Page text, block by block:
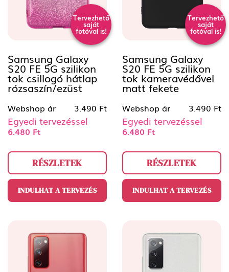
Tervezhető
saját
fotóval is!
Samsung Galaxy
S20 FE 5G szilikon
tok csillogó hátlap
rózsaszín/ezüst
Webshop ár 3.490 Ft
Egyedi tervezéssel
6.480 Ft
RÉSZLETEK
INDULHAT A TERVEZÉS
Tervezhető
saját
fotóval is!
Samsung Galaxy
S20 FE 5G szilikon
tok kameravédővel
matt fekete
Webshop ár 3.490 Ft
Egyedi tervezéssel
6.480 Ft
RÉSZLETEK
INDULHAT A TERVEZÉS